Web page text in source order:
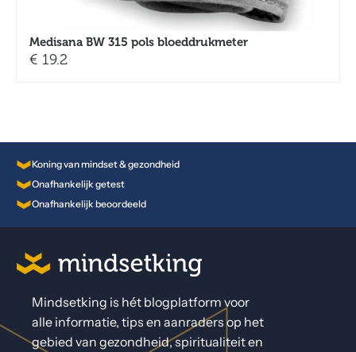
Medisana BW 315 pols bloeddrukmeter
€ 19.2
Koning van mindset & gezondheid
Onafhankelijk getest
Onafhankelijk beoordeeld
Mindsetking is hét blogplatform voor
alle informatie, tips en aanraders op het
gebied van gezondheid, spiritualiteit en